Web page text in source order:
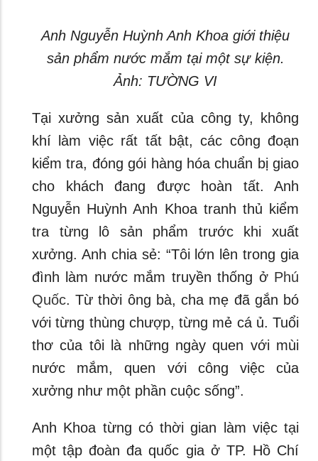
Anh Nguyễn Huỳnh Anh Khoa giới thiệu
sản phẩm nước mắm tại một sự kiện.
Ảnh: TƯỜNG VI
Tại xưởng sản xuất của công ty, không
khí làm việc rất tất bật, các công đoạn
kiểm tra, đóng gói hàng hóa chuẩn bị giao
cho khách đang được hoàn tất. Anh
Nguyễn Huỳnh Anh Khoa tranh thủ kiểm
tra từng lô sản phẩm trước khi xuất
xưởng. Anh chia sẻ: “Tôi lớn lên trong gia
đình làm nước mắm truyền thống ở Phú
Quốc. Từ thời ông bà, cha mẹ đã gắn bó
với từng thùng chượp, từng mẻ cá ủ. Tuổi
thơ của tôi là những ngày quen với mùi
nước mắm, quen với công việc của
xưởng như một phần cuộc sống”.
Anh Khoa từng có thời gian làm việc tại
một tập đoàn đa quốc gia ở TP. Hồ Chí